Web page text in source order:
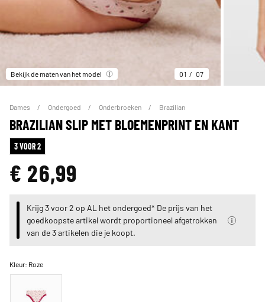
Bekijk de maten van het model 01 07
Dames Ondergoed Onderbroeken Brazilian
BRAZILIAN SLIP MET BLOEMENPRINT EN KANT
3 VOOR 2
€ 26,99
Krijg 3 voor 2 op AL het ondergoed* De prijs van het
goedkoopste artikel wordt proportioneel afgetrokken
van de 3 artikelen die je koopt.
Kleur: Roze